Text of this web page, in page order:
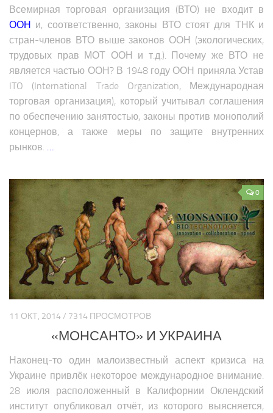
Всемирная торговая организация (ВТО) не входит в
ООН и, соответственно, законы ВТО стоят для ТНК и
стран-членов ВТО выше законов ООН (экологических,
трудовых прав МОТ ООН и т.д.). Почему же ВТО не
является частью ООН? В 1948 году ООН приняла Устав
ITO (International Trade Organization, Международная
торговая организация), который учитывал соглашения
по обеспечению занятостью, законы против монополий
концернов, а также меры по защите внутренних
рынков. …
0
11 ОКТ, 2014 / 7314 ПРОСМОТРОВ
«МОНСАНТО» И УКРАИНА
Наконец-то один малоизвестный аспект кризиса на
Украине привлёк некоторое международное внимание.
28 июля расположенный в Калифорнии Оклендский
институт опубликовал отчёт, из которого выясняется,